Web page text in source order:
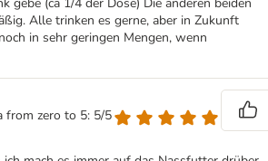
Alle trinken es gerne, aber in Zukunft
in sehr geringen Mengen, wenn
from zero to 5: 5/5